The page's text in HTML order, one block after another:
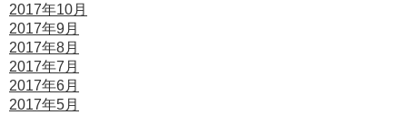
2017年10月
2017年9月
2017年8月
2017年7月
2017年6月
2017年5月